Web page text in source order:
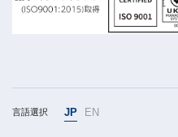
言語選択 JP EN